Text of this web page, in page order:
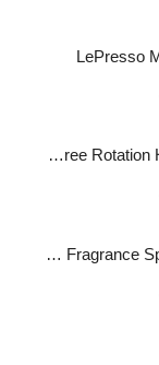
LePresso
Powerology Logan Magsafe 360 Degree Rotation Head Car Phone Holder - Black
Green Lion Fragrance Spray Oud Wood 300mL - Brown